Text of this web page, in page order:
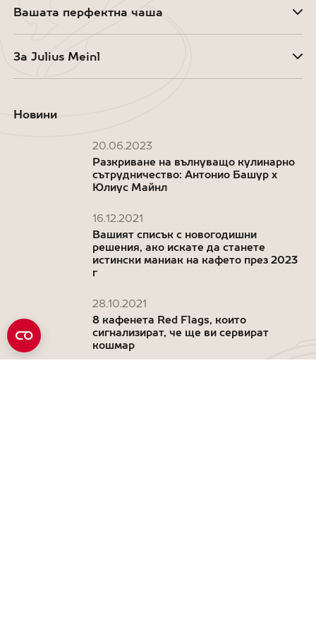
Вашата перфектна чаша
За Julius Meinl
Новини
20.06.2023
Разкриване на вълнуващо кулинарно
сътрудничество: Антонио Башур x
Юлиус Майнл
16.12.2021
Вашият списък с новогодишни
решения, ако искате да станете
истински маниак на кафето през 2023
г
28.10.2021
8 кафенета Red Flags, които
сигнализират, че ще ви сервират
кошмар